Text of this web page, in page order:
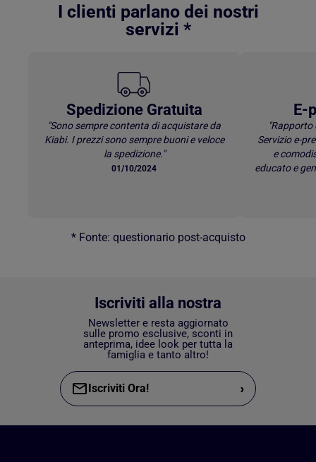
I clienti parlano dei nostri
servizi *
Spedizione Gratuita
"Sono sempre contenta di acquistare da
Kiabi. I prezzi sono sempre buoni e veloce
la spedizione."
01/10/2024
E-
Servizio e-
e
educato e
* Fonte: questionario post-acquisto
Iscriviti alla nostra
Newsletter e resta aggiornato
sulle promo esclusive, sconti in
anteprima, idee look per tutta la
famiglia e tanto altro!
Iscriviti Ora! ›